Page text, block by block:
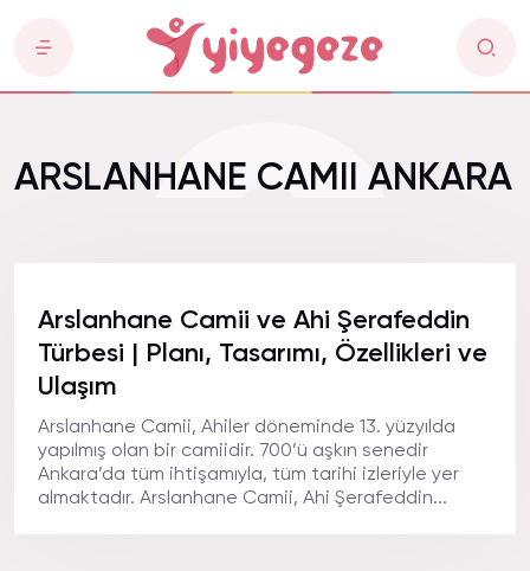
ARSLANHANE CAMII ANKARA
Arslanhane Camii ve Ahi Şerafeddin
Türbesi | Planı, Tasarımı, Özellikleri ve
Ulaşım
Arslanhane Camii, Ahiler döneminde 13. yüzyılda
yapılmış olan bir camiidir. 700’ü aşkın senedir
Ankara’da tüm ihtişamıyla, tüm tarihi izleriyle yer
almaktadır. Arslanhane Camii, Ahi Şerafeddin...